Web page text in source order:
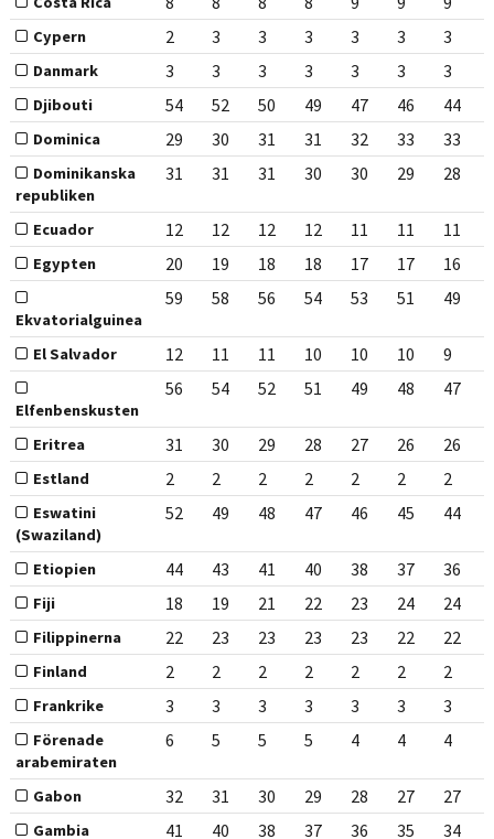
Cypern 2 3 3 3 3 3 3
Danmark 3 3 3 3 3 3 3
Djibouti 54 52 50 49 47 46 44
Dominica 29 30 31 31 32 33 33
Dominikanska
republiken
31 31 31 30 30 29 28
Ecuador 12 12 12 12 11 11 11
Egypten 20 19 18 18 17 17 16
Ekvatorialguinea
59 58 56 54 53 51 49
El Salvador 12 11 11 10 10 10 9
Elfenbenskusten
56 54 52 51 49 48 47
Eritrea 31 30 29 28 27 26 26
Estland 2 2 2 2 2 2 2
Eswatini
(Swaziland)
52 49 48 47 46 45 44
Etiopien 44 43 41 40 38 37 36
Fiji 18 19 21 22 23 24 24
Filippinerna 22 23 23 23 23 22 22
Finland 2 2 2 2 2 2 2
Frankrike 3 3 3 3 3 3 3
Förenade
arabemiraten
6 5 5 5 4 4 4
Gabon 32 31 30 29 28 27 27
Gambia 41 40 38 37 36 35 34